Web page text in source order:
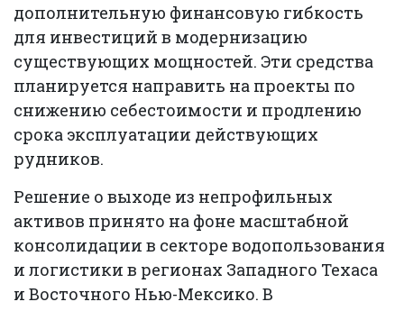
дополнительную финансовую гибкость
для инвестиций в модернизацию
существующих мощностей. Эти средства
планируется направить на проекты по
снижению себестоимости и продлению
срока эксплуатации действующих
рудников.
Решение о выходе из непрофильных
активов принято на фоне масштабной
консолидации в секторе водопользования
и логистики в регионах Западного Техаса
и Восточного Нью-Мексико. В